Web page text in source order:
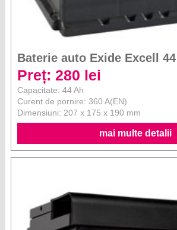
Baterie auto Exide Excell
Preț: 280 lei
Capacitate: 44 Ah
Curent de pornire: 360 A(EN)
Dimensiuni: 207 x 175 x 190 mm
mai multe detalii